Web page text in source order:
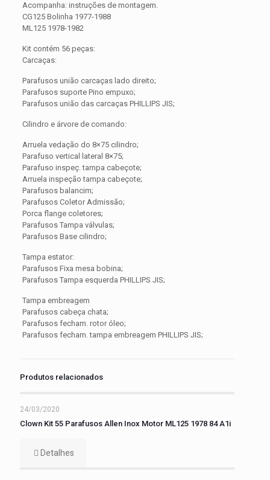
Acompanha: instruções de montagem.
CG125 Bolinha 1977-1988
ML125 1978-1982
Kit contém 56 peças:
Carcaças:
Parafusos união carcaças lado direito;
Parafusos suporte Pino empuxo;
Parafusos união das carcaças PHILLIPS JIS;
Cilindro e árvore de comando:
Arruela vedação do 8×75 cilindro;
Parafuso vertical lateral 8×75;
Parafuso inspeç. tampa cabeçote;
Arruela inspeção tampa cabeçote;
Parafusos balancim;
Parafusos Coletor Admissão;
Porca flange coletores;
Parafusos Tampa válvulas;
Parafusos Base cilindro;
Tampa estator:
Parafusos Fixa mesa bobina;
Parafusos Tampa esquerda PHILLIPS JIS;
Tampa embreagem
Parafusos cabeça chata;
Parafusos fecham. rotor óleo;
Parafusos fecham. tampa embreagem PHILLIPS JIS;
Produtos relacionados
24/03/2020
Clown Kit 55 Parafusos Allen Inox Motor ML125 1978 84 A1i
Detalhes